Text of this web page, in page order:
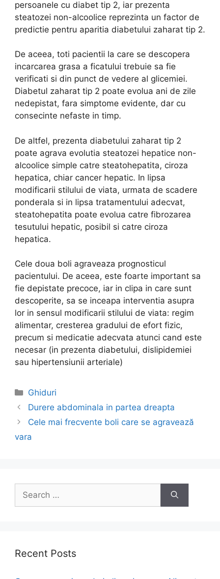
persoanele cu diabet tip 2, iar prezenta
steatozei non-alcoolice reprezinta un factor de
predictie pentru aparitia diabetului zaharat tip 2.
De aceea, toti pacientii la care se descopera
incarcarea grasa a ficatului trebuie sa fie
verificati si din punct de vedere al glicemiei.
Diabetul zaharat tip 2 poate evolua ani de zile
nedepistat, fara simptome evidente, dar cu
consecinte nefaste in timp.
De altfel, prezenta diabetului zaharat tip 2
poate agrava evolutia steatozei hepatice non-
alcoolice simple catre steatohepatita, ciroza
hepatica, chiar cancer hepatic. In lipsa
modificarii stilului de viata, urmata de scadere
ponderala si in lipsa tratamentului adecvat,
steatohepatita poate evolua catre fibrozarea
tesutului hepatic, posibil si catre ciroza
hepatica.
Cele doua boli agraveaza prognosticul
pacientului. De aceea, este foarte important sa
fie depistate precoce, iar in clipa in care sunt
descoperite, sa se inceapa interventia asupra
lor in sensul modificarii stilului de viata: regim
alimentar, cresterea gradului de efort fizic,
precum si medicatie adecvata atunci cand este
necesar (in prezenta diabetului, dislipidemiei
sau hipertensiunii arteriale)
Categories
Ghiduri
Post
navigation
Durere abdominala in partea dreapta
Cele mai frecvente boli care se agravează
vara
Search
for:
Recent Posts